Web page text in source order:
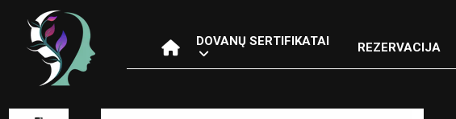
DOVANŲ SERTIFIKATAI REZERVACIJA